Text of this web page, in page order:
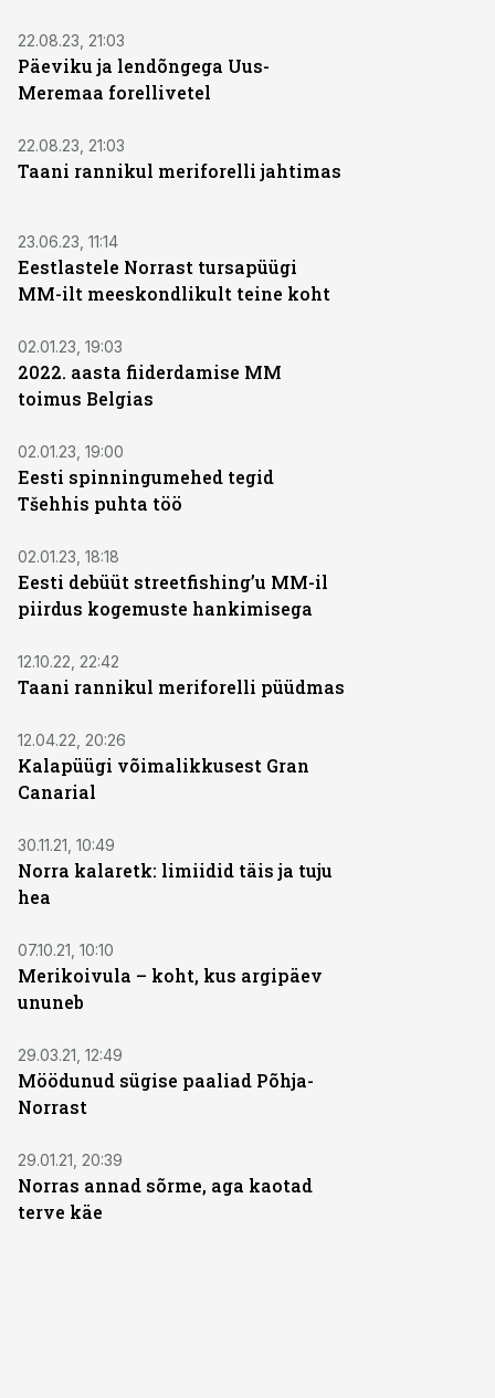
22.08.23, 21:03
Päeviku ja lendõngega Uus-
Meremaa forellivetel
22.08.23, 21:03
Taani rannikul meriforelli jahtimas
23.06.23, 11:14
Eestlastele Norrast tursapüügi
MM-ilt meeskondlikult teine koht
02.01.23, 19:03
2022. aasta fiiderdamise MM
toimus Belgias
02.01.23, 19:00
Eesti spinningumehed tegid
Tšehhis puhta töö
02.01.23, 18:18
Eesti debüüt streetfishing’u MM-il
piirdus kogemuste hankimisega
12.10.22, 22:42
Taani rannikul meriforelli püüdmas
12.04.22, 20:26
Kalapüügi võimalikkusest Gran
Canarial
30.11.21, 10:49
Norra kalaretk: limiidid täis ja tuju
hea
07.10.21, 10:10
Merikoivula – koht, kus argipäev
ununeb
29.03.21, 12:49
Möödunud sügise paaliad Põhja-
Norrast
29.01.21, 20:39
Norras annad sõrme, aga kaotad
terve käe